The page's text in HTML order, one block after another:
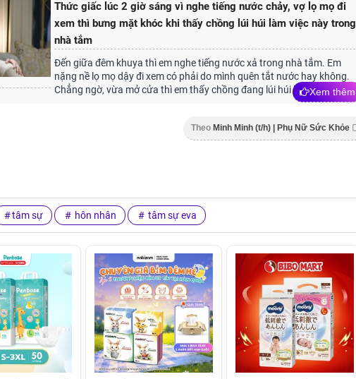
Thức giấc lúc 2 giờ sáng vì nghe tiếng nước chảy, vợ lọ mọ đi
xem thì bưng mặt khóc khi thấy chồng lúi húi làm việc này trong
nhà tắm
Đến giữa đêm khuya thì em nghe tiếng nước xả trong nhà tắm. Em
nặng nề lọ mọ dậy đi xem có phải do mình quên tắt nước hay không.
Chẳng ngờ, vừa mở cửa thì em thấy chồng đang lúi húi làm điều này...
Xem thêm
Theo Minh Minh (t/h) | Phụ Nữ Sức Khỏe
tâm sự hôn nhân tâm sự eva